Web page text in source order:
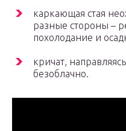
каркающая стая
разные стороны –
похолодание и
кричат,
безоблачно.